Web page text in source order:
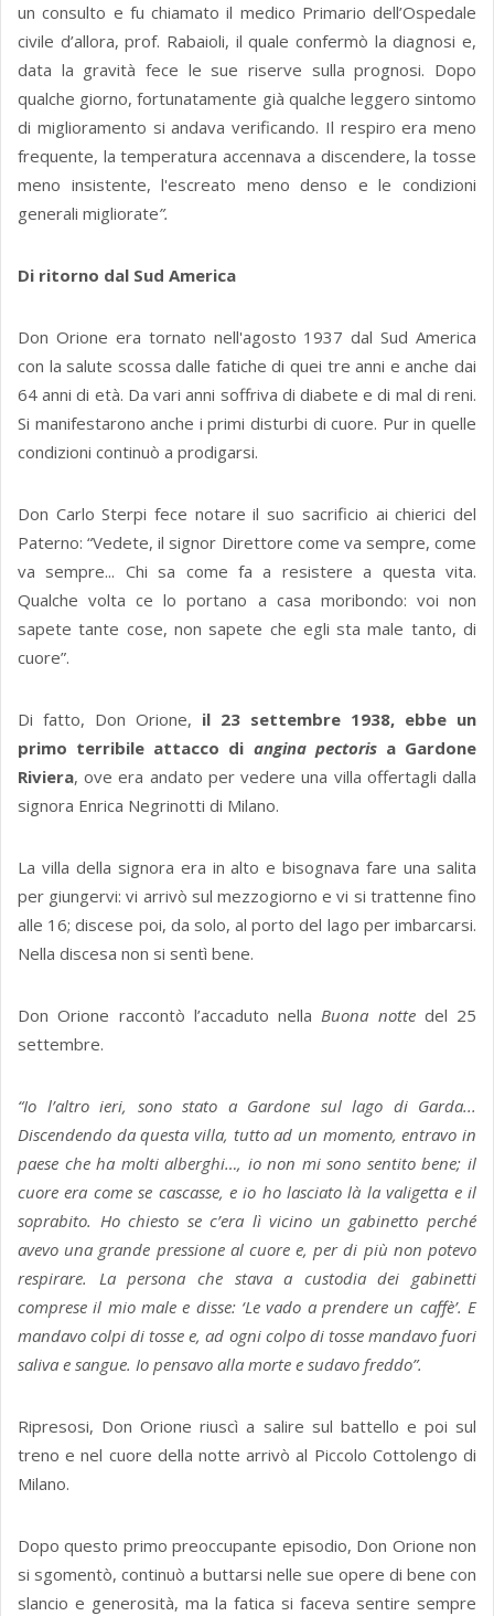
un consulto e fu chiamato il medico Primario dell’Ospedale
civile d’allora, prof. Rabaioli, il quale confermò la diagnosi e,
data la gravità fece le sue riserve sulla prognosi. Dopo
qualche giorno, fortunatamente già qualche leggero sintomo
di miglioramento si andava verificando. Il respiro era meno
frequente, la temperatura accennava a discendere, la tosse
meno insistente, l'escreato meno denso e le condizioni
generali migliorate”.
Di ritorno dal Sud America
Don Orione era tornato nell'agosto 1937 dal Sud America
con la salute scossa dalle fatiche di quei tre anni e anche dai
64 anni di età. Da vari anni soffriva di diabete e di mal di reni.
Si manifestarono anche i primi disturbi di cuore. Pur in quelle
condizioni continuò a prodigarsi.
Don Carlo Sterpi fece notare il suo sacrificio ai chierici del
Paterno: “Vedete, il signor Direttore come va sempre, come
va sempre... Chi sa come fa a resistere a questa vita.
Qualche volta ce lo portano a casa moribondo: voi non
sapete tante cose, non sapete che egli sta male tanto, di
cuore”.
Di fatto, Don Orione, il 23 settembre 1938, ebbe un
primo terribile attacco di angina pectorisa Gardone
Riviera, ove era andato per vedere una villa offertagli dalla
signora Enrica Negrinotti di Milano.
La villa della signora era in alto e bisognava fare una salita
per giungervi: vi arrivò sul mezzogiorno e vi si trattenne fino
alle 16; discese poi, da solo, al porto del lago per imbarcarsi.
Nella discesa non si sentì bene.
Don Orione raccontò l’accaduto nellaBuona nottedel 25
settembre.
“Io l’altro ieri, sono stato a Gardone sul lago di Garda...
Discendendo da questa villa, tutto ad un momento, entravo in
paese che ha molti alberghi…, io non mi sono sentito bene; il
cuore era come se cascasse, e io ho lasciato là la valigetta e il
soprabito. Ho chiesto se c’era lì vicino un gabinetto perché
avevo una grande pressione al cuore e, per di più non potevo
respirare. La persona che stava a custodia dei gabinetti
comprese il mio male e disse: ‘Le vado a prendere un caffè’. E
mandavo colpi di tosse e, ad ogni colpo di tosse mandavo fuori
saliva e sangue. Io pensavo alla morte e sudavo freddo”.
Ripresosi, Don Orione riuscì a salire sul battello e poi sul
treno e nel cuore della notte arrivò al Piccolo Cottolengo di
Milano.
Dopo questo primo preoccupante episodio, Don Orione non
si sgomentò, continuò a buttarsi nelle sue opere di bene con
slancio e generosità, ma la fatica si faceva sentire sempre